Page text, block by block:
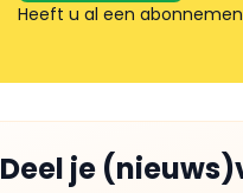
Heeft u al een
Deel je